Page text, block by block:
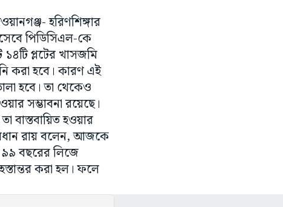
হরিণশিঙ্গার
পিডিসিএল-কে
প্লটের খাসজমি
করা হবে। কারণ এই
হবে। তা থেকেও
সম্ভাবনা রয়েছে।
বাস্তবায়িত হওয়ার
রায় বলেন, আজকে
৯৯ বছরের লিজে
করা হল। ফলে